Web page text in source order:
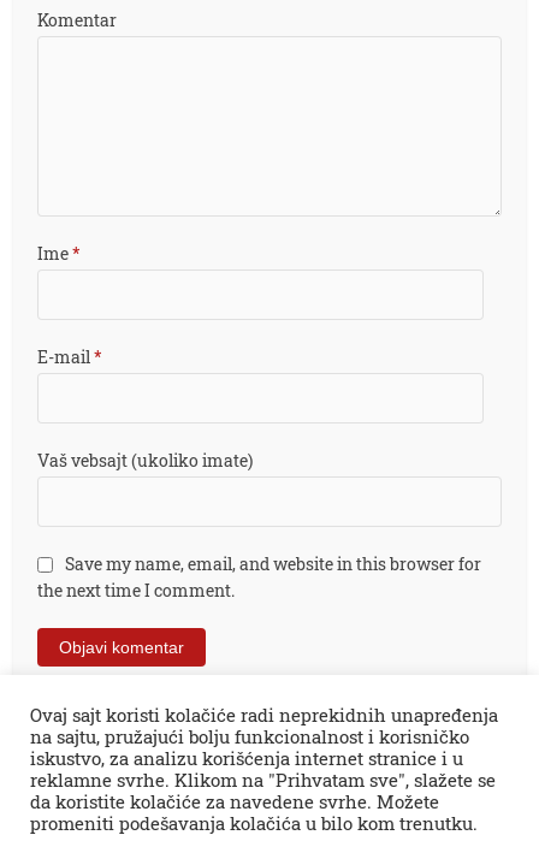
Komentar
Ime*
E-mail*
Vaš vebsajt (ukoliko imate)
Save my name, email, and website in this browser for
the next time I comment.
Sva prava zadržana © 2026. Zaječar Online
Ovaj sajt koristi kolačiće radi neprekidnih unapređenja
na sajtu, pružajući bolju funkcionalnost i korisničko
iskustvo, za analizu korišćenja internet stranice i u
reklamne svrhe. Klikom na "Prihvatam sve", slažete se
da koristite kolačiće za navedene svrhe. Možete
promeniti podešavanja kolačića u bilo kom trenutku.